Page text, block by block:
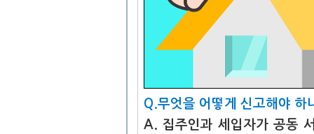
Q.무엇을 어떻게 신고해야 하
A. 집주인과 세입자가 공동